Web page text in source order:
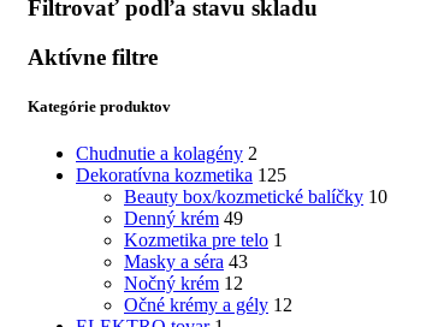
Filtrovať podľa stavu skladu
Aktívne filtre
Kategórie produktov
Chudnutie a kolagény 2
Dekoratívna kozmetika 125
Beauty box/kozmetické balíčky 10
Denný krém 49
Kozmetika pre telo 1
Masky a séra 43
Nočný krém 12
Očné krémy a gély 12